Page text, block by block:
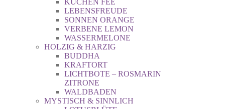
KÜCHEN FEE
LEBENSFREUDE
SONNEN ORANGE
VERBENE LEMON
WASSERMELONE
HOLZIG & HARZIG
BUDDHA
KRAFTORT
LICHTBOTE – ROSMARIN
ZITRONE
WALDBADEN
MYSTISCH & SINNLICH